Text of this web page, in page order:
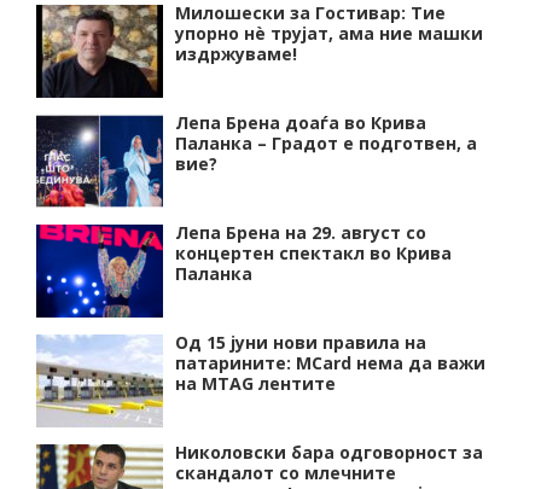
Милошески за Гостивар: Тие
упорно нѐ трујат, ама ние машки
издржуваме!
Лепа Брена доаѓа во Крива
Паланка – Градот е подготвен, а
вие?
Лепа Брена на 29. август со
концертен спектакл во Крива
Паланка
Од 15 јуни нови правила на
патарините: MCard нема да важи
на MTAG лентите
Николовски бара одговорност за
скандалот со млечните